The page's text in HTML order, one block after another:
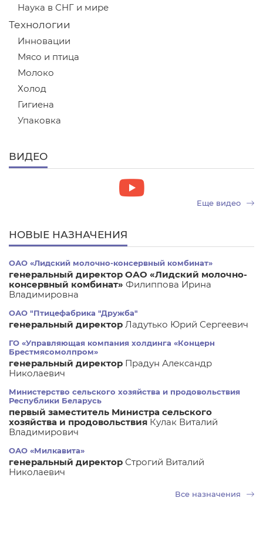
Наука в СНГ и мире
Технологии
Инновации
Мясо и птица
Молоко
Холод
Гигиена
Упаковка
ВИДЕО
Еще видео
НОВЫЕ НАЗНАЧЕНИЯ
ОАО «Лидский молочно-консервный комбинат»
генеральный директор ОАО «Лидский молочно-
консервный комбинат» Филиппова Ирина
Владимировна
ОАО "Птицефабрика "Дружба"
генеральный директор Ладутько Юрий Сергеевич
ГО «Управляющая компания холдинга «Концерн
Брестмясомолпром»
генеральный директор Прадун Александр
Николаевич
Министерство сельского хозяйства и продовольствия
Республики Беларусь
первый заместитель Министра сельского
хозяйства и продовольствия Кулак Виталий
Владимирович
ОАО «Милкавита»
генеральный директор Строгий Виталий
Николаевич
Все назначения